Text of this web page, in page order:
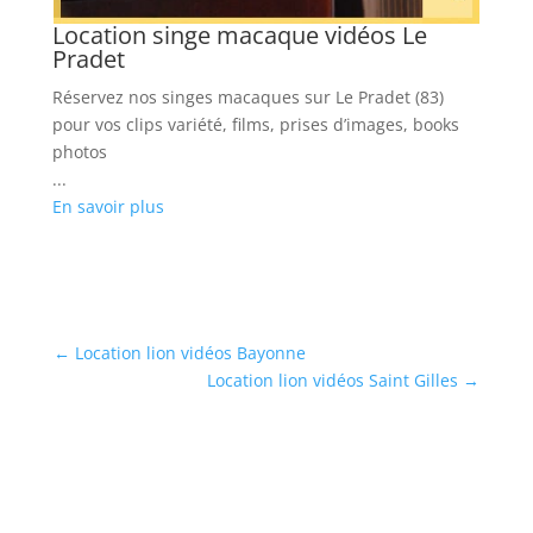
Location singe macaque vidéos Le
Pradet
Réservez nos singes macaques sur Le Pradet (83)
pour vos clips variété, films, prises d’images, books
photos
...
En savoir plus
← Location lion vidéos Bayonne
Location lion vidéos Saint Gilles →